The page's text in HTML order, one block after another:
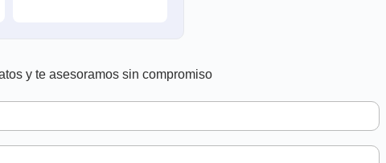
y te asesoramos sin compromiso